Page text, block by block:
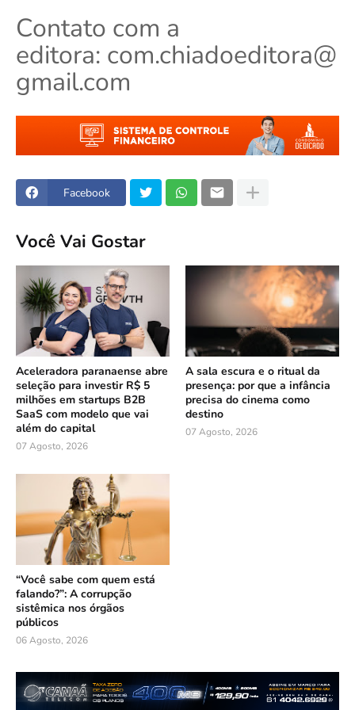
Contato com a
editora: com.chiadoeditora@
gmail.com
Facebook
Você Vai Gostar
Aceleradora paranaense abre
seleção para investir R$ 5
milhões em startups B2B
SaaS com modelo que vai
além do capital
07 Agosto, 2026
A sala escura e o ritual da
presença: por que a infância
precisa do cinema como
destino
07 Agosto, 2026
“Você sabe com quem está
falando?”: A corrupção
sistêmica nos órgãos
públicos
06 Agosto, 2026